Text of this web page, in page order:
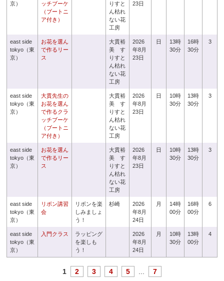
京）
ッチブーケ
（ブートニ
ア付き）
りすと
ん枯れ
ない花
工房
23日
east side
tokyo（東
京）
お花を選ん
で作るリー
ス
大貫裕
美 す
りすと
ん枯れ
ない花
工房
2026
年8月
23日
日
13時
30分
16時
30分
3
east side
tokyo（東
京）
大貫先生の
お花を選ん
で作るクラ
ッチブーケ
（ブートニ
ア付き）
大貫裕
美 す
りすと
ん枯れ
ない花
工房
2026
年8月
23日
日
10時
30分
13時
30分
3
east side
tokyo（東
京）
お花を選ん
で作るリー
ス
大貫裕
美 す
りすと
ん枯れ
ない花
工房
2026
年8月
23日
日
10時
30分
13時
30分
3
east side
tokyo（東
京）
リボン講習
会
リボンを楽
しみましょ
う！
杉崎
2026
年8月
24日
月
14時
00分
16時
00分
6
east side
tokyo（東
京）
入門クラス
ラッピング
を楽しも
う！
2026
年8月
24日
月
10時
30分
13時
00分
4
1 2 3 4 5 7